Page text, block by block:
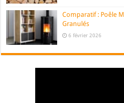
Comparatif : Poêle
Granulés
6 février 2026